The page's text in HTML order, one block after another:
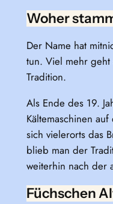
Woher
Der Name hat
tun. Viel mehr geht
Tradition.
Als Ende des 19.
Kältemaschinen
sich vielerorts das
blieb man der
weiterhin nach der
Füchschen